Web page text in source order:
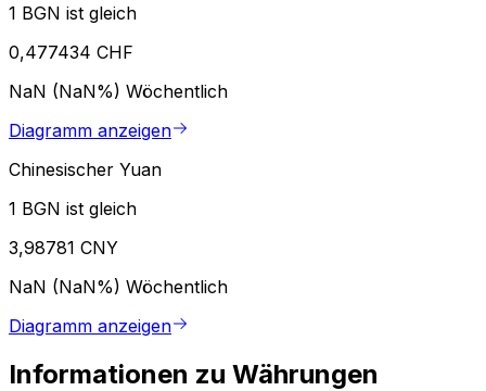
1 BGN ist gleich
0,477434 CHF
NaN (NaN%) Wöchentlich
Diagramm anzeigen
Chinesischer Yuan
1 BGN ist gleich
3,98781 CNY
NaN (NaN%) Wöchentlich
Diagramm anzeigen
Informationen zu Währungen